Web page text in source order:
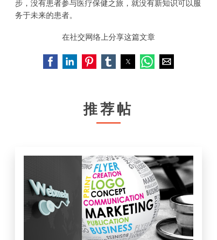
步，没有患者参与医疗保健之旅，就没有新知识可以服
务于未来的患者。
在社交网络上分享这篇文章
推荐帖